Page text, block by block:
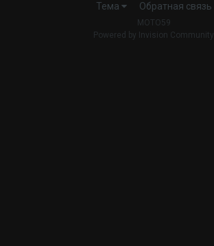
Тема Обратная связь
MOTO59
Powered by Invision Community